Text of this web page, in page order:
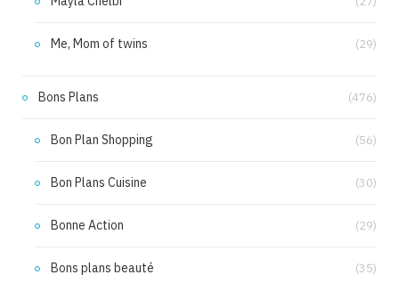
Me, Mom of twins (29)
Bons Plans (476)
Bon Plan Shopping (56)
Bon Plans Cuisine (30)
Bonne Action (29)
Bons plans beauté (35)